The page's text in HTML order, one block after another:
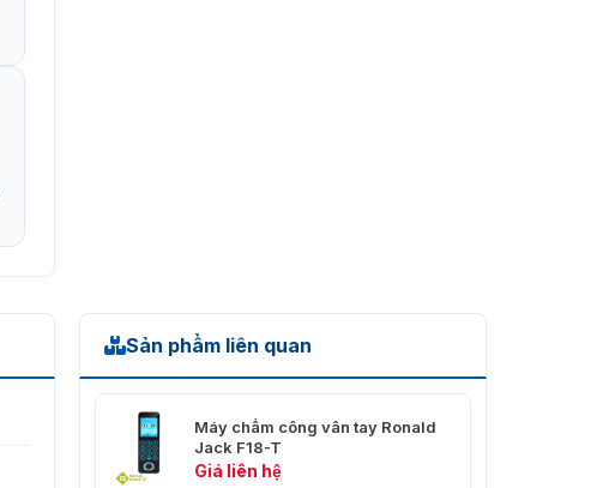
Sản phẩm liên quan
Máy chấm công vân tay Ronald
Jack F18-T
Giá liên hệ